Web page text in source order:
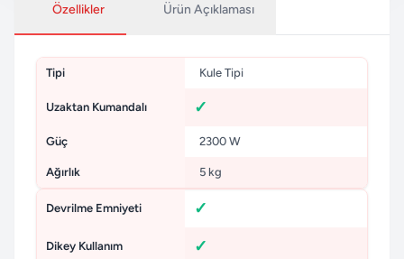
Özellikler Ürün Açıklaması
Tipi Kule Tipi
Uzaktan Kumandalı
Güç 2300 W
Ağırlık 5 kg
Devrilme Emniyeti
Dikey Kullanım